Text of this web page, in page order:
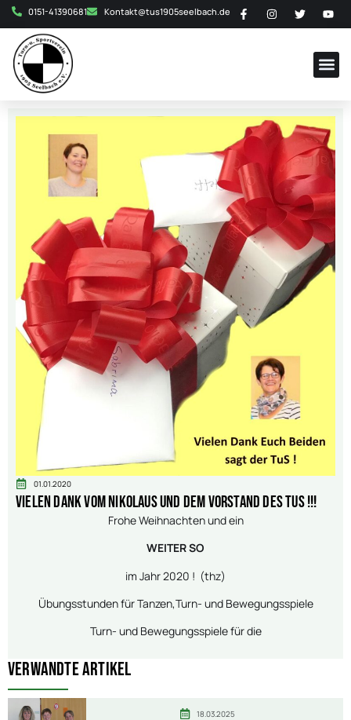
0151-41390681 Kontakt@tus1905seelbach.de
01.01.2020
Vielen Dank vom Nikolaus und dem Vorstand des TuS !!!
Frohe Weihnachten und ein
WEITER SO
im Jahr 2020 ! (thz)
Übungsstunden für Tanzen,Turn- und Bewegungsspiele
Turn- und Bewegungsspiele für die
Verwandte Artikel
18.03.2025